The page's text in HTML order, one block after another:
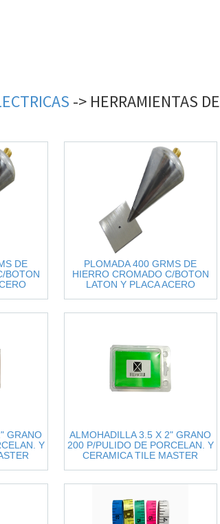
-> HERRAMIENTAS DE
DE
BOTON
PLOMADA 400 GRMS DE
HIERRO CROMADO C/BOTON
LATON Y PLACA ACERO
GRANO
Y
ALMOHADILLA 3.5 X 2" GRANO
200 P/PULIDO DE PORCELAN. Y
CERAMICA TILE MASTER